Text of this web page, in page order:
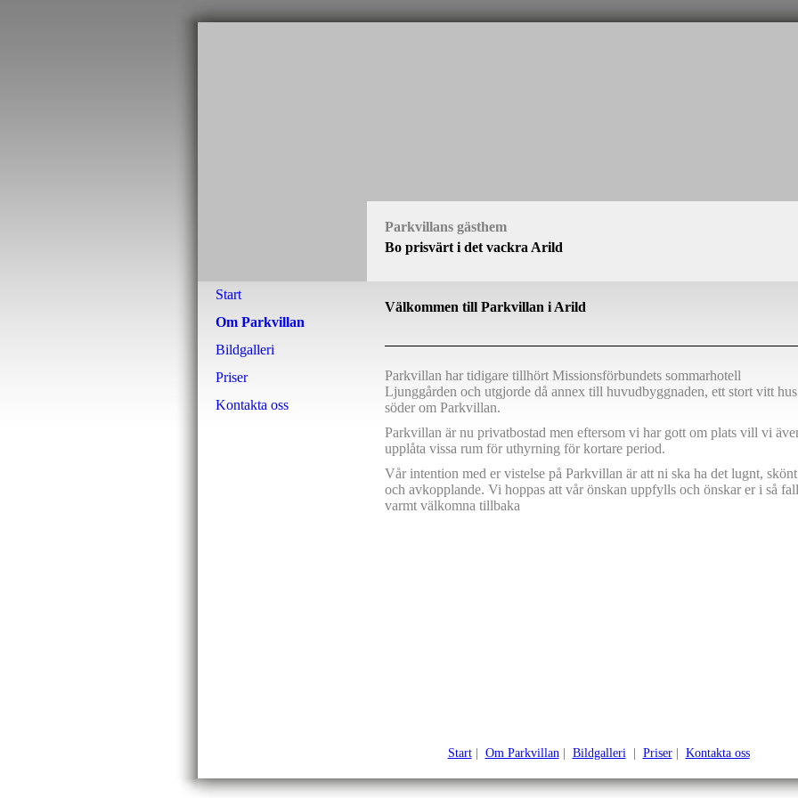
Parkvillans gästhem
Bo prisvärt i det vackra Arild
Start
Om Parkvillan
Bildgalleri
Priser
Kontakta oss
Välkommen till Parkvillan i Arild
Parkvillan har tidigare tillhört Missionsförbundets sommarhotell
Ljunggården och utgjorde då annex till huvudbyggnaden, ett stort vitt hus
söder om Parkvillan.
Parkvillan är nu privatbostad men eftersom vi har gott om plats vill vi
upplåta vissa rum för uthyrning för kortare period.
Vår intention med er vistelse på Parkvillan är att ni ska ha det lugnt, skönt
och avkopplande. Vi hoppas att vår önskan uppfylls och önskar er i så fall
varmt välkomna tillbaka
Start| Om Parkvillan | Bildgalleri | Priser| Kontakta oss